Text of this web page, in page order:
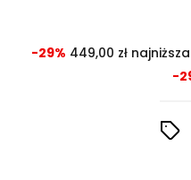
-29% 449,00 zł
-